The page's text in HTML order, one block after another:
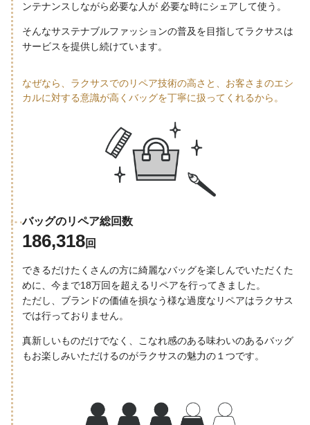
ンテナンスしながら必要な人が 必要な時にシェアして使う。
そんなサステナブルファッションの普及を目指してラクサスは
サービスを提供し続けています。
なぜなら、ラクサスでのリペア技術の高さと、お客さまのエシ
カルに対する意識が高くバッグを丁寧に扱ってくれるから。
バッグのリペア総回数
186,318回
できるだけたくさんの方に綺麗なバッグを楽しんでいただくた
めに、今まで18万回を超えるリペアを行ってきました。
ただし、ブランドの価値を損なう様な過度なリペアはラクサス
では行っておりません。
真新しいものだけでなく、こなれ感のある味わいのあるバッグ
もお楽しみいただけるのがラクサスの魅力の１つです。